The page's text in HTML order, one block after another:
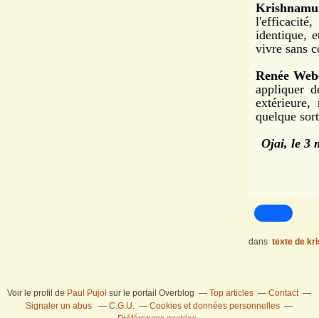
identique,
vivre sans
Renée
appliquer
quelque
Ojai, le 3
dans texte de
Voir le profil de Paul Pujol sur le portail Overblog Top articles
Contact
Signaler un abus
C.G.U.
Cookies et données personnelles